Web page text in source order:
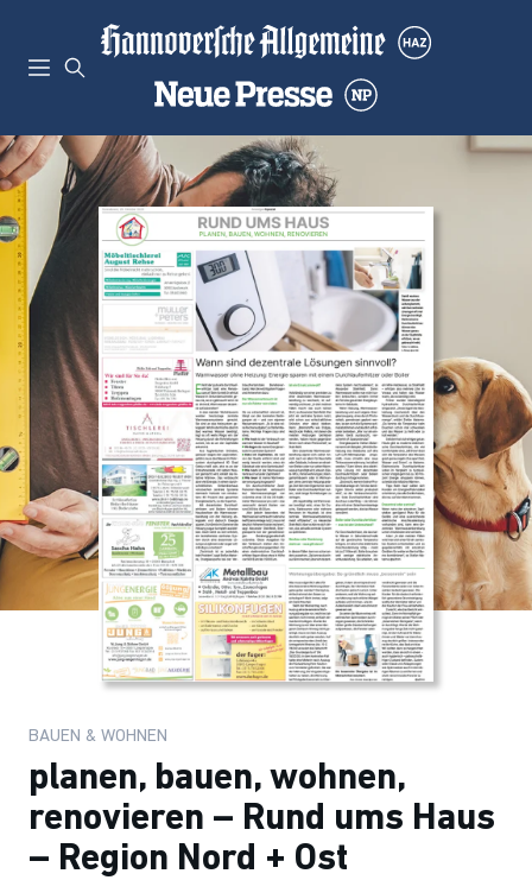
BAUEN & WOHNEN
planen, bauen, wohnen,
renovieren – Rund ums Haus
– Region Nord + Ost